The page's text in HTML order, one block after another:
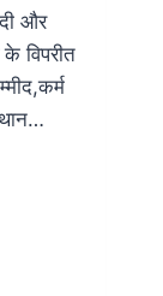
और
के विपरीत